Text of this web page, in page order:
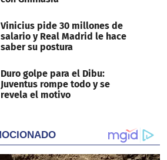
Vinicius pide 30 millones de
salario y Real Madrid le hace
saber su postura
Duro golpe para el Dibu:
Juventus rompe todo y se
revela el motivo